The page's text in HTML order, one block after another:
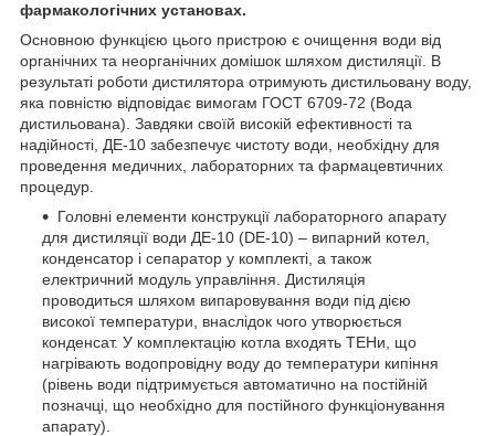
фармакологічних установах.
Основною функцією цього пристрою є очищення води від
органічних та неорганічних домішок шляхом дистиляції. В
результаті роботи дистилятора отримують дистильовану воду,
яка повністю відповідає вимогам ГОСТ 6709-72 (Вода
дистильована). Завдяки своїй високій ефективності та
надійності, ДЕ-10 забезпечує чистоту води, необхідну для
проведення медичних, лабораторних та фармацевтичних
процедур.
Головні елементи конструкції лабораторного апарату
для дистиляції води ДЕ-10 (DE-10) – випарний котел,
конденсатор і сепаратор у комплекті, а також
електричний модуль управління. Дистиляція
проводиться шляхом випаровування води під дією
високої температури, внаслідок чого утворюється
конденсат. У комплектацію котла входять ТЕНи, що
нагрівають водопровідну воду до температури кипіння
(рівень води підтримується автоматично на постійній
позначці, що необхідно для постійного функціонування
апарату).